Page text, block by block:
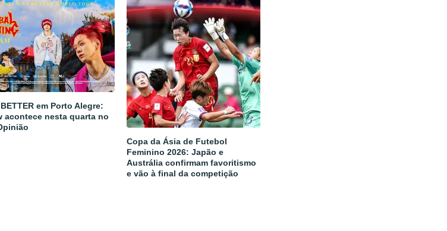
BETTER em Porto Alegre:
acontece nesta quarta no
Copa da Ásia de Futebol
Feminino 2026: Japão e
Austrália confirmam favoritismo
e vão à final da competição